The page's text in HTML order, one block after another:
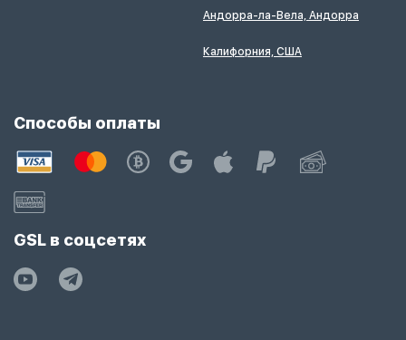
Андорра-ла-Вела, Андорра
Калифорния, США
Способы оплаты
GSL в соцсетях